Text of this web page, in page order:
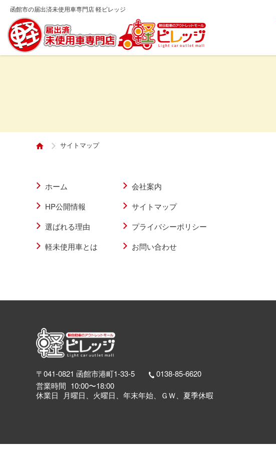
函館市の届出済未使用車専門店 軽ビレッジ
サイトマップ
ホーム
HP公開情報
選ばれる理由
軽未使用車とは
会社案内
サイトマップ
プライバシーポリシー
お問い合わせ
〒041-0821 函館市港町1-33-5
0138-85-6620
営業時間 10:00〜18:00
休業日
月曜日、火曜日、年末年始、ＧＷ、夏季休暇